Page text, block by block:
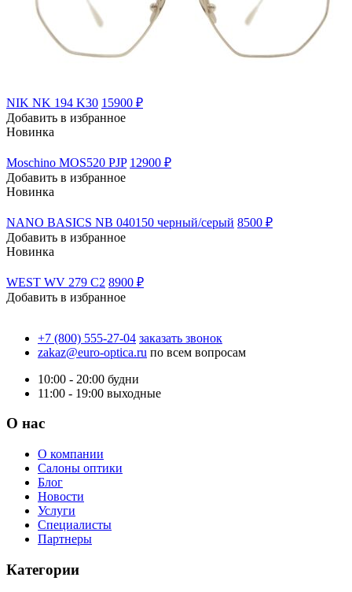
NIK NK 194 K30 15900 ₽
Добавить в избранное
Новинка
Moschino MOS520 PJP 12900 ₽
Добавить в избранное
Новинка
NANO BASICS NB 040150 черный/серый 8500 ₽
Добавить в избранное
Новинка
WEST WV 279 C2 8900 ₽
Добавить в избранное
+7 (800) 555-27-04 заказать звонок
zakaz@euro-optica.ru по всем вопросам
10:00 - 20:00 будни
11:00 - 19:00 выходные
О нас
О компании
Салоны оптики
Блог
Новости
Услуги
Специалисты
Партнеры
Категории